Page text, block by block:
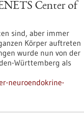
Center of
sind, aber immer
Körper auftreten
wurde nun von der
Württemberg als
neuroendokrine-